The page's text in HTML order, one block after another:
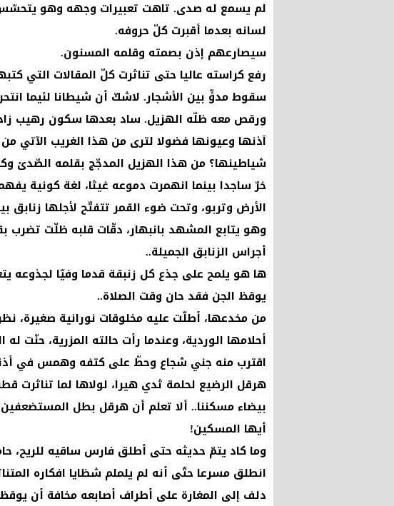
لم يسمع له صدى. تاهت تعبيرات وجهه وهو يتحسّس
لسانه بعدما أقبرت كلّ حروفه.
سيصارعهم إذن بصمته وقلمه المسنون.
رفع كراسته عاليا حتى تناثرت كلّ المقالات التي
سقوط مدوٍّ بين الأشجار. لاشكّ أن شيطانا لئيما
ورقص معه ظلّه الهزيل. ساد بعدها سكون رهيب
آذنها وعيونها فضولا لترى من هذا الغريب الآتي
شياطينها؟ من هذا الهزيل المدجّج بقلمه الصّدئ
خرّ ساجدا بينما انهمرت دموعه غيثا، لغة كونية
الأرض وتربو، وتحت ضوء القمر تتفتّح لأجلها زنابق
وهو يتابع المشهد بانبهار، دقّات قلبه ظلّت تضرب
أجراس الزنابق الجميلة..
ها هو يلمح على جذع كل زنبقة قدما وفيّا لجذوعه
يوقظ الجن فقد حان وقت الصلاة..
من مخدعها، أطلّت عليه مخلوقات نورانية صغيرة،
أحلامها الوردية، وعندما رأت حالته المزرية، حنّت
اقترب منه جني شجاع وحطّ على كتفه وهمس في
هرقل الرضيع لحلمة ثدي هيرا، لولاها لما تناثرت
بيضاء مسكننا.. ألا تعلم أن هرقل بطل
أيها المسكين!
وما كاد يتمّ حديثه حتى أطلق فارس ساقيه للريح،
انطلق مسرعا حتّى أنه لم يلملم شظايا افكاره
دلف إلى المغارة على أطراف أصابعه مخافة أن